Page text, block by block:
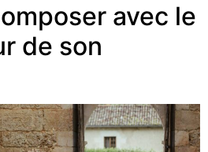
avec le
de son